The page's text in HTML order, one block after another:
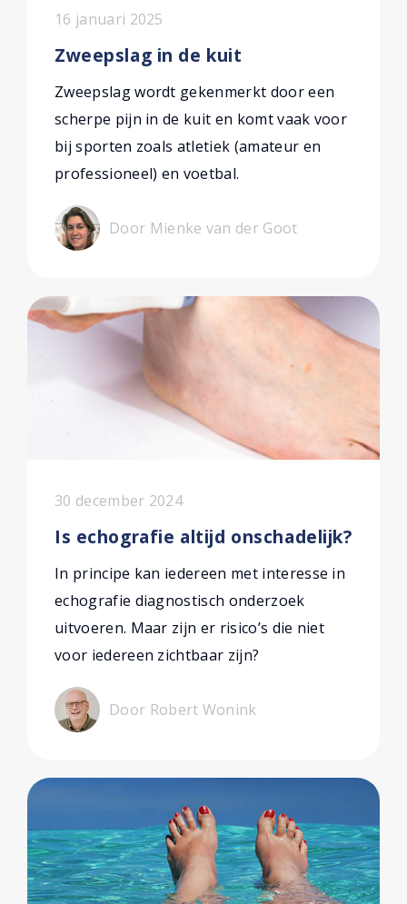
16 januari 2025
Zweepslag in de kuit
Zweepslag wordt gekenmerkt door een
scherpe pijn in de kuit en komt vaak voor
bij sporten zoals atletiek (amateur en
professioneel) en voetbal.
Door Mienke van der Goot
30 december 2024
Is echografie altijd onschadelijk?
In principe kan iedereen met interesse in
echografie diagnostisch onderzoek
uitvoeren. Maar zijn er risico’s die niet
voor iedereen zichtbaar zijn?
Door Robert Wonink